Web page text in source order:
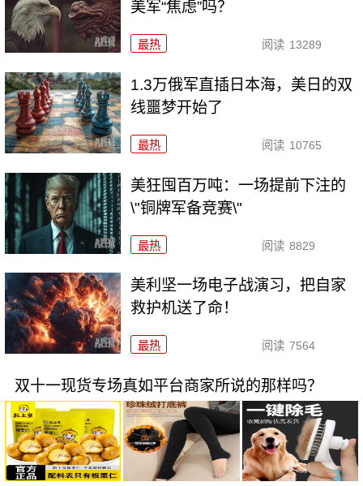
美军“焦虑”吗？
最热 阅读 13289
1.3万俄军直插日本海，美日的双
线噩梦开始了
最热 阅读 10765
美狂囤百万吨：一场提前下注的
\"铜牌军备竞赛\"
最热 阅读 8829
美利坚一场电子战演习，把自家
救护机送了命！
最热 阅读 7564
双十一现货专场真如平台商家所说的那样吗？